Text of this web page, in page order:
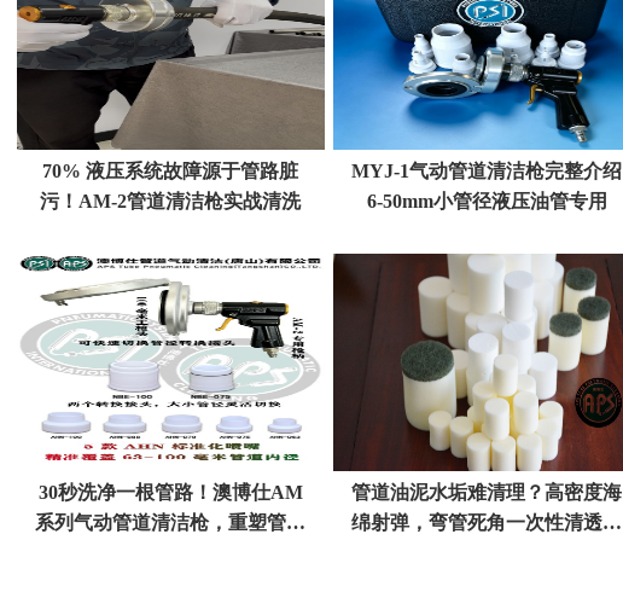
70% 液压系统故障源于管路脏
污！AM‑2管道清洁枪实战清洗
MYJ-1气动管道清洁枪完整介绍
6-50mm小管径液压油管专用
30秒洗净一根管路！澳博仕AM
系列气动管道清洁枪，重塑管路
管道油泥水垢难清理？高密度海
绵射弹，弯管死角一次性清透不